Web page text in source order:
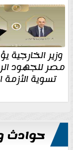
وزير الخارجية
مصر للجهود
تسوية الأزمة
حوادث